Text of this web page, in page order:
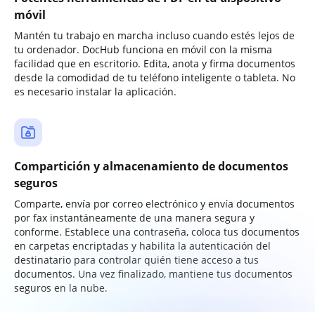
móvil
Mantén tu trabajo en marcha incluso cuando estés lejos de
tu ordenador. DocHub funciona en móvil con la misma
facilidad que en escritorio. Edita, anota y firma documentos
desde la comodidad de tu teléfono inteligente o tableta. No
es necesario instalar la aplicación.
Compartición y almacenamiento de documentos
seguros
Comparte, envía por correo electrónico y envía documentos
por fax instantáneamente de una manera segura y
conforme. Establece una contraseña, coloca tus documentos
en carpetas encriptadas y habilita la autenticación del
destinatario para controlar quién tiene acceso a tus
documentos. Una vez finalizado, mantiene tus documentos
seguros en la nube.